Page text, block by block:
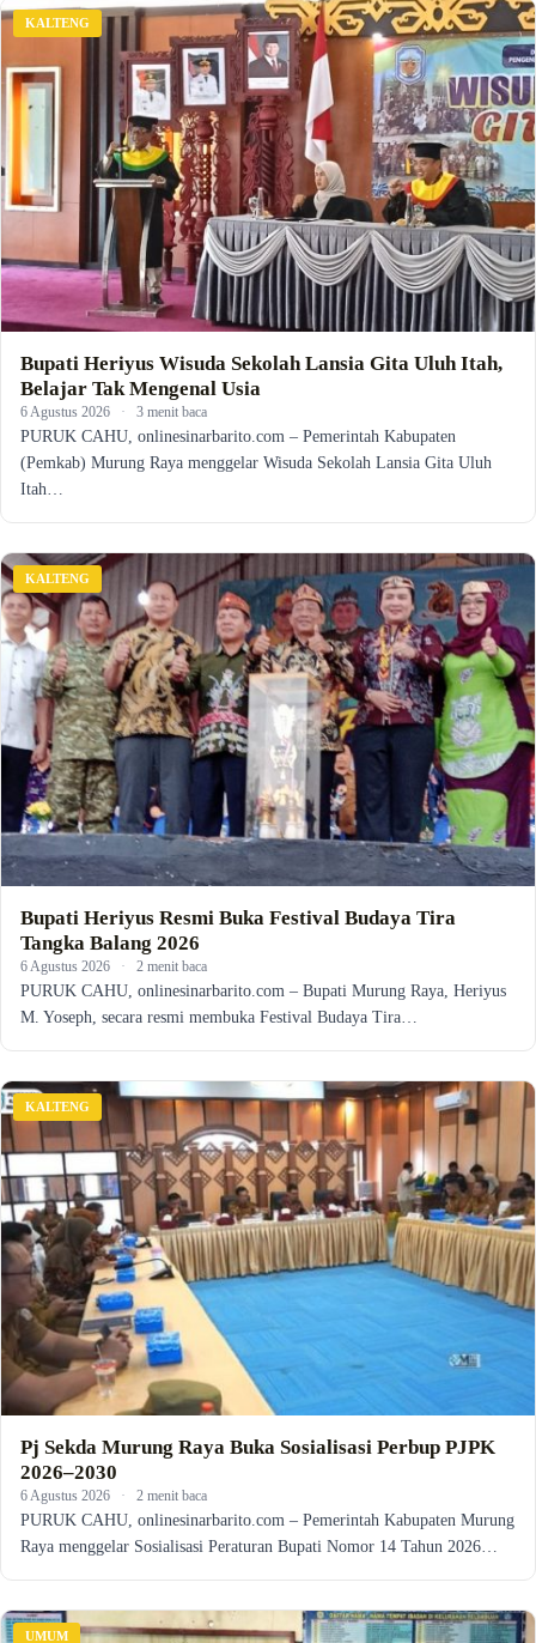
KALTENG
Bupati Heriyus Wisuda Sekolah Lansia Gita Uluh Itah,
Belajar Tak Mengenal Usia
6 Agustus 2026 · 3 menit baca
PURUK CAHU, onlinesinarbarito.com – Pemerintah Kabupaten
(Pemkab) Murung Raya menggelar Wisuda Sekolah Lansia Gita Uluh
Itah…
KALTENG
Bupati Heriyus Resmi Buka Festival Budaya Tira
Tangka Balang 2026
6 Agustus 2026 · 2 menit baca
PURUK CAHU, onlinesinarbarito.com – Bupati Murung Raya, Heriyus
M. Yoseph, secara resmi membuka Festival Budaya Tira…
KALTENG
Pj Sekda Murung Raya Buka Sosialisasi Perbup PJPK
2026–2030
6 Agustus 2026 · 2 menit baca
PURUK CAHU, onlinesinarbarito.com – Pemerintah Kabupaten Murung
Raya menggelar Sosialisasi Peraturan Bupati Nomor 14 Tahun 2026…
UMUM